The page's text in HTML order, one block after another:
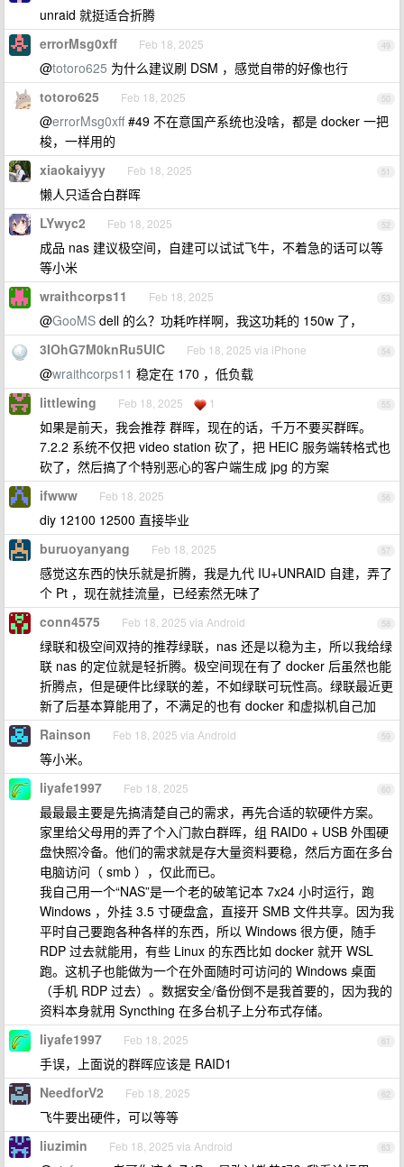
unraid 就挺适合折腾
49
errorMsg0xff Feb 18, 2025
@totoro625 为什么建议刷 DSM ，感觉自带的好像也行
50
totoro625 Feb 18, 2025
@errorMsg0xff#49 不在意国产系统也没啥，都是 docker 一把
梭，一样用的
51
xiaokaiyyy Feb 18, 2025
懒人只适合白群晖
52
LYwyc2 Feb 18, 2025
成品 nas 建议极空间，自建可以试试飞牛，不着急的话可以等
等小米
53
wraithcorps11 Feb 18, 2025
@GooMS dell 的么？功耗咋样啊，我这功耗的 150w 了，
54
3IOhG7M0knRu5UlC Feb 18, 2025 via iPhone
@wraithcorps11 稳定在 170 ，低负载
55
littlewing Feb 18, 2025 1
如果是前天，我会推荐 群晖，现在的话，千万不要买群晖。
7.2.2 系统不仅把 video station 砍了，把 HEIC 服务端转格式也
砍了，然后搞了个特别恶心的客户端生成 jpg 的方案
56
ifwww Feb 18, 2025
diy 12100 12500 直接毕业
57
buruoyanyang Feb 18, 2025
感觉这东西的快乐就是折腾，我是九代 IU+UNRAID 自建，弄了
个 Pt ，现在就挂流量，已经索然无味了
58
conn4575 Feb 18, 2025 via Android
绿联和极空间双持的推荐绿联，nas 还是以稳为主，所以我给绿
联 nas 的定位就是轻折腾。极空间现在有了 docker 后虽然也能
折腾点，但是硬件比绿联的差，不如绿联可玩性高。绿联最近更
新了后基本算能用了，不满足的也有 docker 和虚拟机自己加
59
Rainson Feb 18, 2025 via Android
等小米。
60
liyafe1997 Feb 18, 2025
最最最主要是先搞清楚自己的需求，再先合适的软硬件方案。
家里给父母用的弄了个入门款白群晖，组 RAID0 + USB 外围硬
盘快照冷备。他们的需求就是存大量资料要稳，然后方面在多台
电脑访问（ smb ），仅此而已。
我自己用一个“NAS”是一个老的破笔记本 7x24 小时运行，跑
Windows ，外挂 3.5 寸硬盘盒，直接开 SMB 文件共享。因为我
平时自己要跑各种各样的东西，所以 Windows 很方便，随手
RDP 过去就能用，有些 Linux 的东西比如 docker 就开 WSL
跑。这机子也能做为一个在外面随时可访问的 Windows 桌面
（手机 RDP 过去）。数据安全/备份倒不是我首要的，因为我的
资料本身就用 Syncthing 在多台机子上分布式存储。
61
liyafe1997 Feb 18, 2025
手误，上面说的群晖应该是 RAID1
62
NeedforV2 Feb 18, 2025
飞牛要出硬件，可以等等
63
liuzimin Feb 18, 2025 via Android